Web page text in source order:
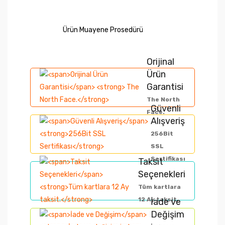
Ürün Muayene Prosedürü
Bu ürüne ilk yorumu siz yapın!
Yorum Yaz
Bu ürünün fiyat bilgisi, resim, ürün
gördüğünüz noktaları öneri formunu kullanarak
tarafımıza iletebilirsiniz.
Görüş ve önerileriniz için teşekkür ederiz.
Ürün resmi kalitesiz, bozuk veya
görüntülenemiyor.
Ürün açıklamasında eksik bilgiler bulunuyor.
Ürün bilgilerinde hatalar bulunuyor.
Ürün fiyatı diğer sitelerden daha pahalı.
Orijinal
Ürün
Garantisi
The North
Face.
Güvenli
Alışveriş
256Bit
SSL
Sertifikası
Taksit
Seçenekleri
Tüm kartlara
12 Ay taksit.
İade ve
Değişim